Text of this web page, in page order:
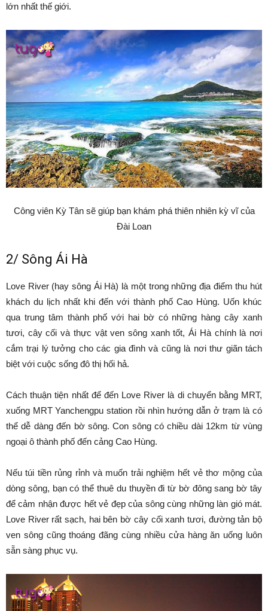
lớn nhất thế giới.
Công viên Kỳ Tân sẽ giúp bạn khám phá thiên nhiên kỳ vĩ của
Đài Loan
2/ Sông Ái Hà
Love River (hay sông Ái Hà) là một trong những địa điểm thu hút
khách du lịch nhất khi đến với thành phố Cao Hùng. Uốn khúc
qua trung tâm thành phố với hai bờ có những hàng cây xanh
tươi, cây cối và thực vật ven sông xanh tốt, Ái Hà chính là nơi
cắm trại lý tưởng cho các gia đình và cũng là nơi thư giãn tách
biệt với cuộc sống đô thị hối hả.
Cách thuận tiện nhất để đến Love River là di chuyển bằng MRT,
xuống MRT Yanchengpu station rồi nhìn hướng dẫn ở trạm là có
thể dễ dàng đến bờ sông. Con sông có chiều dài 12km từ vùng
ngoại ô thành phố đến cảng Cao Hùng.
Nếu túi tiền rủng rỉnh và muốn trải nghiệm hết vẻ thơ mộng của
dòng sông, bạn có thể thuê du thuyền đi từ bờ đông sang bờ tây
để cảm nhận được hết vẻ đẹp của sông cùng những làn gió mát.
Love River rất sạch, hai bên bờ cây cối xanh tươi, đường tản bộ
ven sông cũng thoáng đãng cùng nhiều cửa hàng ăn uống luôn
sẵn sàng phục vụ.